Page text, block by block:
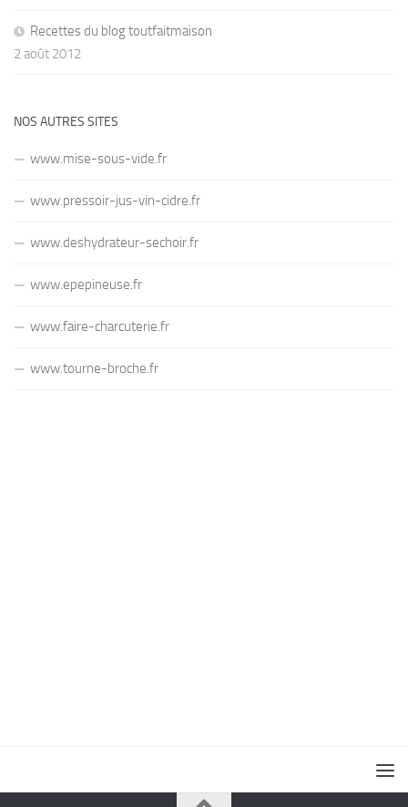
Recettes du blog toutfaitmaison
2 août 2012
NOS AUTRES SITES
www.mise-sous-vide.fr
www.pressoir-jus-vin-cidre.fr
www.deshydrateur-sechoir.fr
www.epepineuse.fr
www.faire-charcuterie.fr
www.tourne-broche.fr